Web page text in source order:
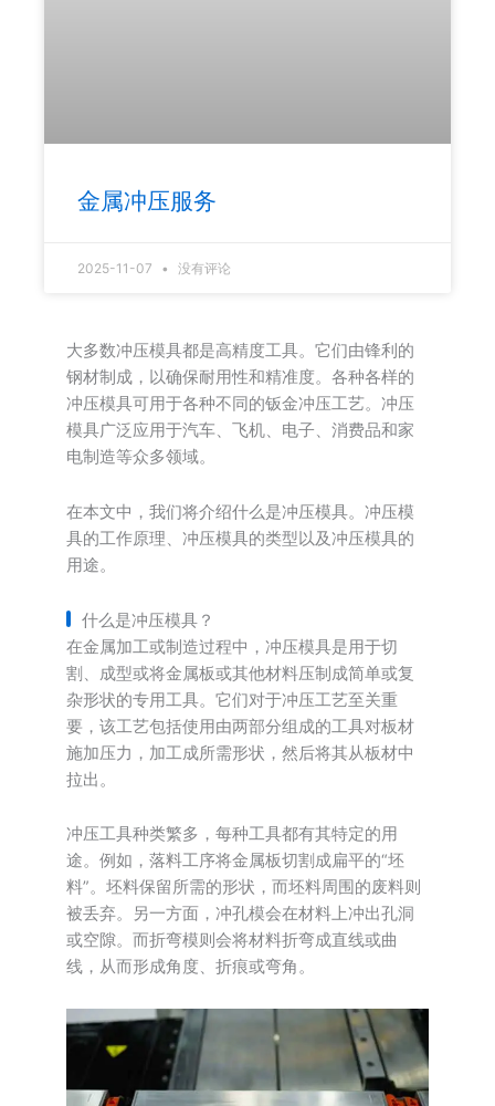
金属冲压服务
2025-11-07 没有评论
大多数冲压模具都是高精度工具。它们由锋利的
钢材制成，以确保耐用性和精准度。各种各样的
冲压模具可用于各种不同的钣金冲压工艺。冲压
模具广泛应用于汽车、飞机、电子、消费品和家
电制造等众多领域。
在本文中，我们将介绍什么是冲压模具。冲压模
具的工作原理、冲压模具的类型以及冲压模具的
用途。
什么是冲压模具？
在金属加工或制造过程中，冲压模具是用于切
割、成型或将金属板或其他材料压制成简单或复
杂形状的专用工具。它们对于冲压工艺至关重
要，该工艺包括使用由两部分组成的工具对板材
施加压力，加工成所需形状，然后将其从板材中
拉出。
冲压工具种类繁多，每种工具都有其特定的用
途。例如，落料工序将金属板切割成扁平的“坯
料”。坯料保留所需的形状，而坯料周围的废料则
被丢弃。另一方面，冲孔模会在材料上冲出孔洞
或空隙。而折弯模则会将材料折弯成直线或曲
线，从而形成角度、折痕或弯角。